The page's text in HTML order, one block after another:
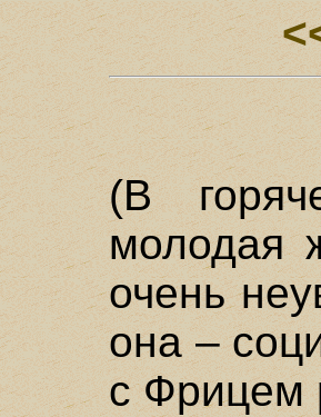
(В
молодая
очень
она –
с Фрицем